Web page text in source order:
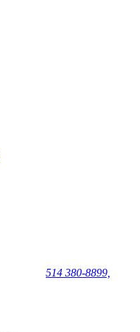
514 380-8899,